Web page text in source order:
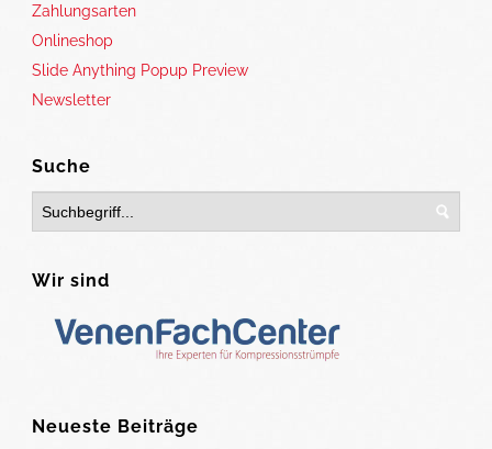
Zahlungsarten
Onlineshop
Slide Anything Popup Preview
Newsletter
Suche
Wir sind
Neueste Beiträge